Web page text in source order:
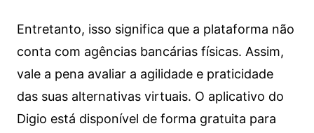
Entretanto, isso significa que a plataforma não
conta com agências bancárias físicas. Assim,
vale a pena avaliar a agilidade e praticidade
das suas alternativas virtuais. O aplicativo do
Digio está disponível de forma gratuita para